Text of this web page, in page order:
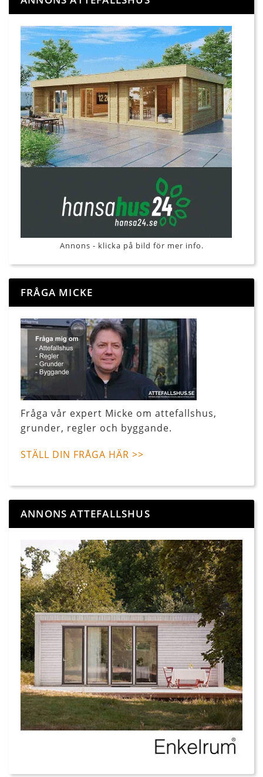
Annons - klicka på bild för mer info.
FRÅGA MICKE
Fråga vår expert Micke om attefallshus,
grunder, regler och byggande.
STÄLL DIN FRÅGA HÄR >>
ANNONS ATTEFALLSHUS